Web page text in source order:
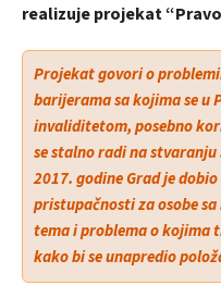
realizuje projekat
Projekat govori o
barijerama sa kojima se u
invaliditetom, posebno
se stalno radi na
2017. godine Grad je
pristupačnosti za osobe
tema i problema o kojima
kako bi se unapredio